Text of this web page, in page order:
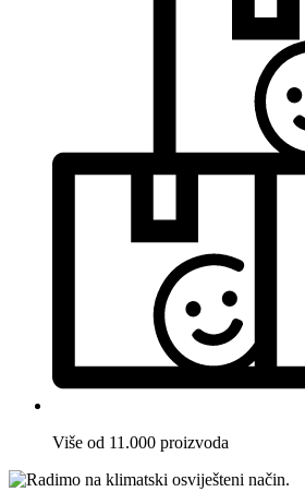
Više od 11.000 proizvoda